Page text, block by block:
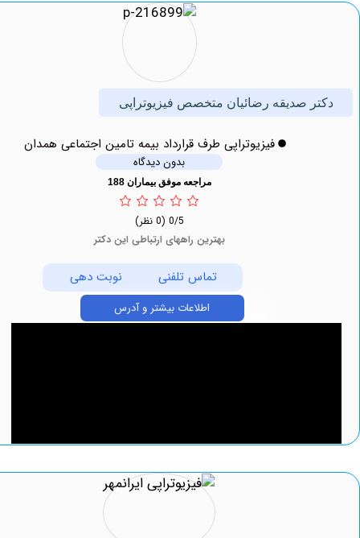
صدیقه رضائیان متخصص فیزیوتراپی
فیزیوتراپی طرف قرارداد بیمه تامین اجتماعی همدان
بدون دیدگاه
مراجعه موفق بیماران 188
بهترین راههای ارتباطی این دکتر
تماس تلفنی نوبت دهی
اطلاعات بیشتر و آدرس